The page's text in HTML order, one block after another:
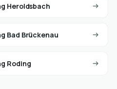
Heroldsbach
Bad Brückenau
Roding